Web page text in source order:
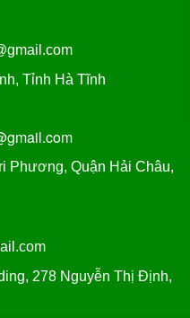
Tỉnh Hà Tĩnh
Phương, Quận Hải Châu,
278 Nguyễn Thị Định,